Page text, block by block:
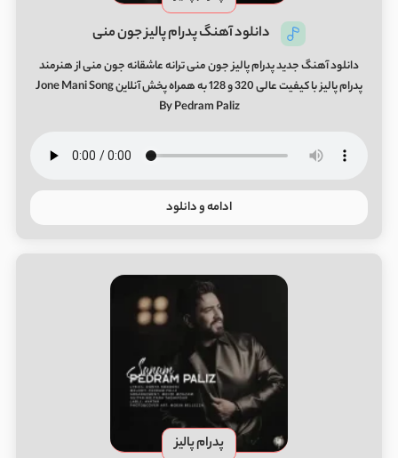
دانلود آهنگ پدرام پالیز جون منی
دانلود آهنگ جدید پدرام پالیز جون منی ترانه عاشقانه جون منی از هنرمند
پدرام پالیز با کیفیت عالی 320 و 128 به همراه پخش آنلاین Jone Mani Song
By Pedram Paliz
ادامه و دانلود
پدرام پالیز